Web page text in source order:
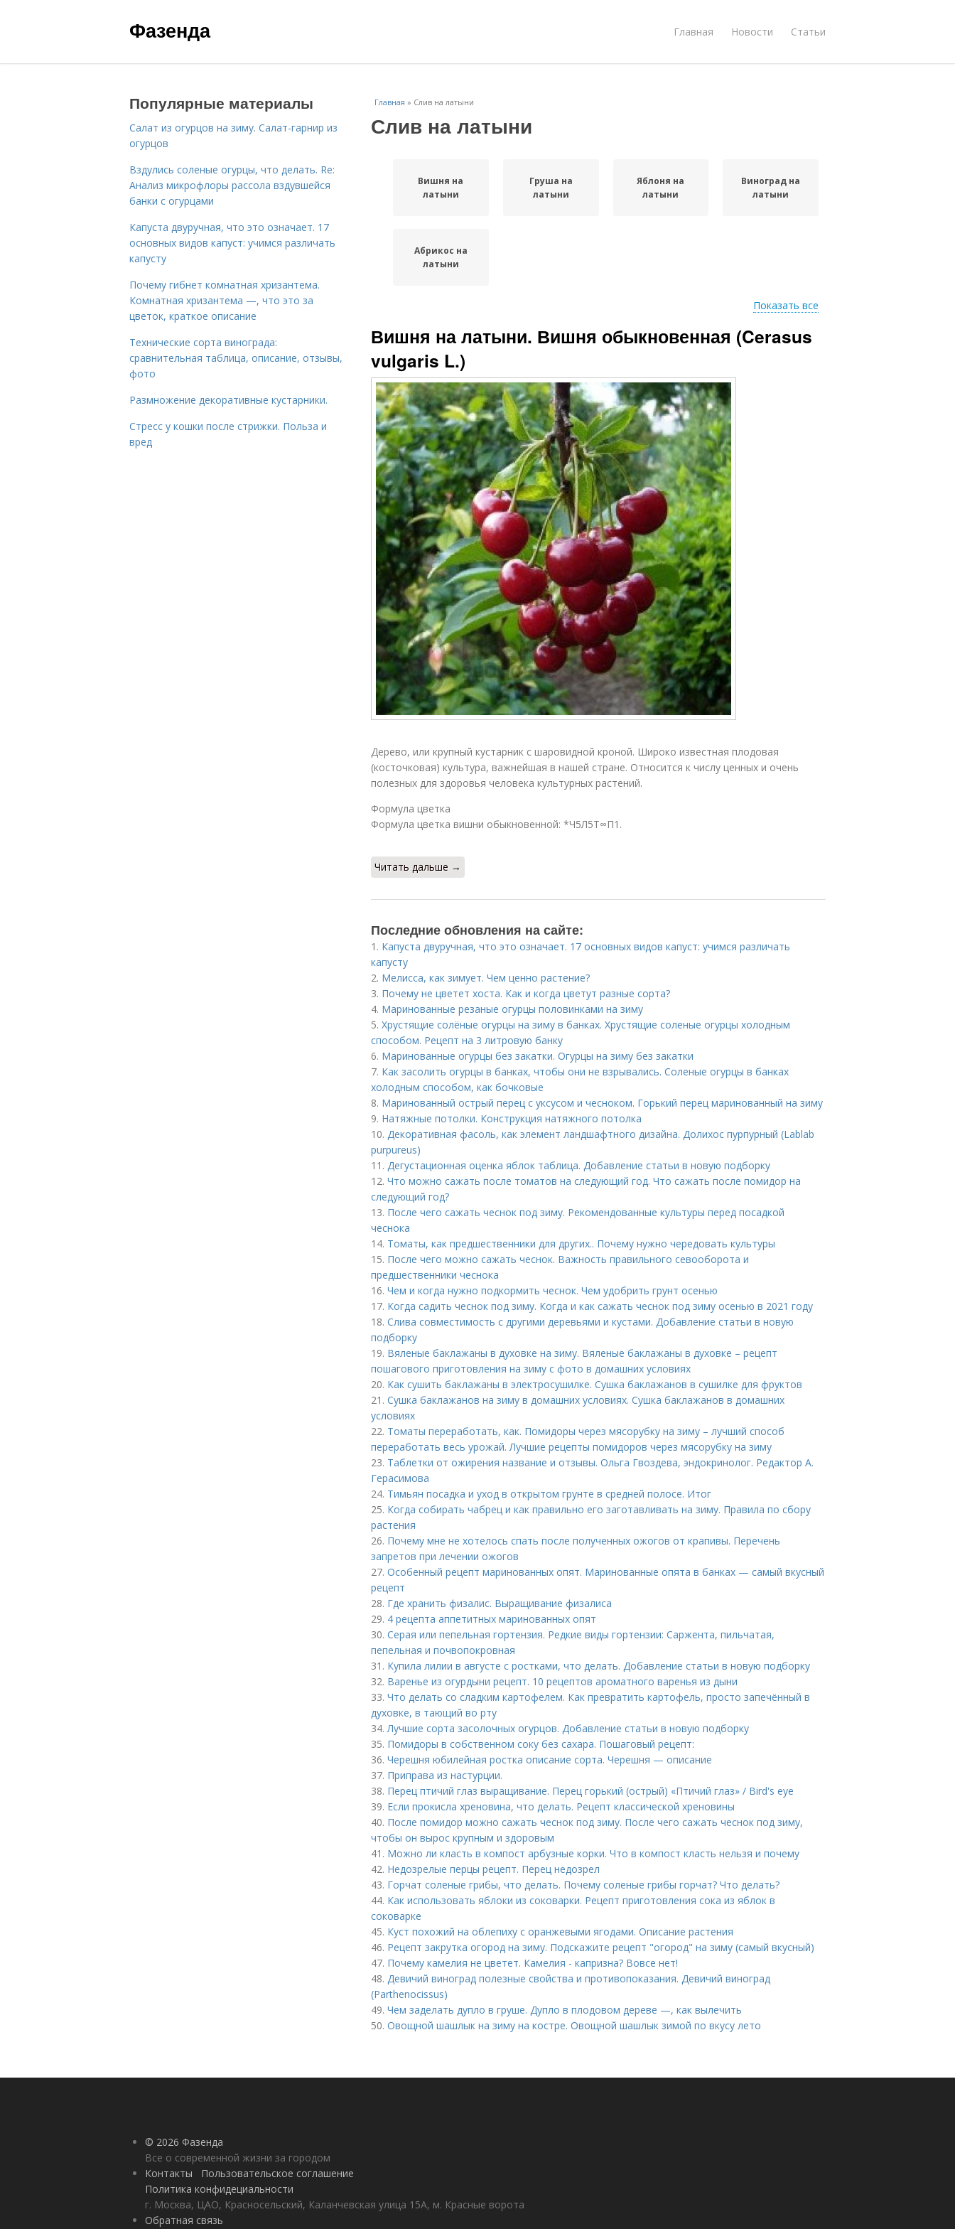
Фазенда Главная Новости Статьи
Главная » Слив на латыни
Слив на латыни
Вишня на
латыни
Груша на
латыни
Яблоня на
латыни
Виноград на
латыни
Абрикос на
латыни
Показать все
Вишня на латыни. Вишня обыкновенная (Cerasus
vulgaris L.)
Дерево, или крупный кустарник с шаровидной кроной. Широко известная плодовая
(косточковая) культура, важнейшая в нашей стране. Относится к числу ценных и очень
полезных для здоровья человека культурных растений.
Формула цветка
Формула цветка вишни обыкновенной: *Ч5Л5Т∞П1.
Читать дальше →
Последние обновления на сайте:
1. Капуста двуручная, что это означает. 17 основных видов капуст: учимся различать
капусту
2. Мелисса, как зимует. Чем ценно растение?
3. Почему не цветет хоста. Как и когда цветут разные сорта?
4. Маринованные резаные огурцы половинками на зиму
5. Хрустящие солёные огурцы на зиму в банках. Хрустящие соленые огурцы холодным
способом. Рецепт на 3 литровую банку
6. Маринованные огурцы без закатки. Огурцы на зиму без закатки
7. Как засолить огурцы в банках, чтобы они не взрывались. Соленые огурцы в банках
холодным способом, как бочковые
8. Маринованный острый перец с уксусом и чесноком. Горький перец маринованный на зиму
9. Натяжные потолки. Конструкция натяжного потолка
10. Декоративная фасоль, как элемент ландшафтного дизайна. Долихос пурпурный (Lablab
purpureus)
11. Дегустационная оценка яблок таблица. Добавление статьи в новую подборку
12. Что можно сажать после томатов на следующий год. Что сажать после помидор на
следующий год?
13. После чего сажать чеснок под зиму. Рекомендованные культуры перед посадкой
чеснока
14. Томаты, как предшественники для других.. Почему нужно чередовать культуры
15. После чего можно сажать чеснок. Важность правильного севооборота и
предшественники чеснока
16. Чем и когда нужно подкормить чеснок. Чем удобрить грунт осенью
17. Когда садить чеснок под зиму. Когда и как сажать чеснок под зиму осенью в 2021 году
18. Слива совместимость с другими деревьями и кустами. Добавление статьи в новую
подборку
19. Вяленые баклажаны в духовке на зиму. Вяленые баклажаны в духовке – рецепт
пошагового приготовления на зиму с фото в домашних условиях
20. Как сушить баклажаны в электросушилке. Сушка баклажанов в сушилке для фруктов
21. Сушка баклажанов на зиму в домашних условиях. Сушка баклажанов в домашних
условиях
22. Томаты переработать, как. Помидоры через мясорубку на зиму – лучший способ
переработать весь урожай. Лучшие рецепты помидоров через мясорубку на зиму
23. Таблетки от ожирения название и отзывы. Ольга Гвоздева, эндокринолог. Редактор А.
Герасимова
24. Тимьян посадка и уход в открытом грунте в средней полосе. Итог
25. Когда собирать чабрец и как правильно его заготавливать на зиму. Правила по сбору
растения
26. Почему мне не хотелось спать после полученных ожогов от крапивы. Перечень
запретов при лечении ожогов
27. Особенный рецепт маринованных опят. Маринованные опята в банках — самый вкусный
рецепт
28. Где хранить физалис. Выращивание физалиса
29. 4 рецепта аппетитных маринованных опят
30. Серая или пепельная гортензия. Редкие виды гортензии: Саржента, пильчатая,
пепельная и почвопокровная
31. Купила лилии в августе с ростками, что делать. Добавление статьи в новую подборку
32. Варенье из огурдыни рецепт. 10 рецептов ароматного варенья из дыни
33. Что делать со сладким картофелем. Как превратить картофель, просто запечённый в
духовке, в тающий во рту
34.Лучшие сорта засолочных огурцов. Добавление статьи в новую подборку
35. Помидоры в собственном соку без сахара. Пошаговый рецепт:
36. Черешня юбилейная ростка описание сорта. Черешня — описание
37. Приправа из настурции.
38. Перец птичий глаз выращивание. Перец горький (острый) «Птичий глаз» / Bird's eye
39. Если прокисла хреновина, что делать. Рецепт классической хреновины
40. После помидор можно сажать чеснок под зиму. После чего сажать чеснок под зиму,
чтобы он вырос крупным и здоровым
41. Можно ли класть в компост арбузные корки. Что в компост класть нельзя и почему
42. Недозрелые перцы рецепт. Перец недозрел
43. Горчат соленые грибы, что делать. Почему соленые грибы горчат? Что делать?
44. Как использовать яблоки из соковарки. Рецепт приготовления сока из яблок в
соковарке
45. Куст похожий на облепиху с оранжевыми ягодами. Описание растения
46. Рецепт закрутка огород на зиму. Подскажите рецепт "огород" на зиму (самый вкусный)
47. Почему камелия не цветет. Камелия - капризна? Вовсе нет!
48. Девичий виноград полезные свойства и противопоказания. Девичий виноград
(Parthenocissus)
49. Чем заделать дупло в груше. Дупло в плодовом дереве —, как вылечить
50. Овощной шашлык на зиму на костре. Овощной шашлык зимой по вкусу лето
Популярные материалы
Салат из огурцов на зиму. Салат-гарнир из
огурцов
Вздулись соленые огурцы, что делать. Re:
Анализ микрофлоры рассола вздувшейся
банки с огурцами
Капуста двуручная, что это означает. 17
основных видов капуст: учимся различать
капусту
Почему гибнет комнатная хризантема.
Комнатная хризантема —, что это за
цветок, краткое описание
Технические сорта винограда:
сравнительная таблица, описание, отзывы,
фото
Размножение декоративные кустарники.
Стресс у кошки после стрижки. Польза и
вред
© 2026 Фазенда
Все о современной жизни за городом
Контакты
Пользовательское соглашение
Политика конфидециальности
г. Москва, ЦАО, Красносельский, Каланчевская улица 15А, м. Красные ворота
Обратная связь